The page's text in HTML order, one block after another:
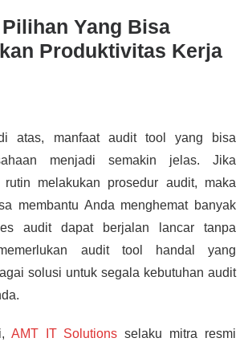
Yang Bisa
Produktivitas Kerja
atas, manfaat audit tool yang bisa
menjadi semakin jelas. Jika
rutin melakukan prosedur audit, maka
membantu Anda menghemat banyak
audit dapat berjalan lancar tanpa
audit tool handal yang
solusi untuk segala kebutuhan audit
AMT IT Solutions selaku mitra resmi